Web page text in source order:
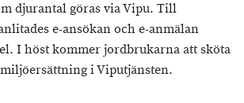
djurantal göras via Vipu. Till
e-ansökan och e-anmälan
I höst kommer jordbrukarna att sköta
i Viputjänsten.